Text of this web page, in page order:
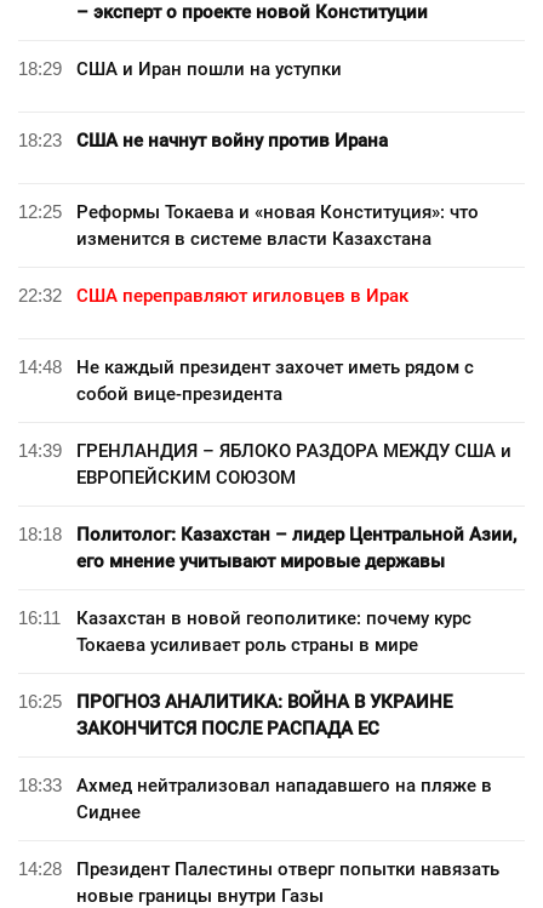
– эксперт о проекте новой Конституции
18:29 США и Иран пошли на уступки
18:23 США не начнут войну против Ирана
12:25
Реформы Токаева и «новая Конституция»: что
изменится в системе власти Казахстана
22:32 США переправляют игиловцев в Ирак
14:48
Не каждый президент захочет иметь рядом с
собой вице-президента
14:39
ГРЕНЛАНДИЯ – ЯБЛОКО РАЗДОРА МЕЖДУ США и
ЕВРОПЕЙСКИМ СОЮЗОМ
18:18
Политолог: Казахстан – лидер Центральной Азии,
его мнение учитывают мировые державы
16:11
Казахстан в новой геополитике: почему курс
Токаева усиливает роль страны в мире
16:25
ПРОГНОЗ АНАЛИТИКА: ВОЙНА В УКРАИНЕ
ЗАКОНЧИТСЯ ПОСЛЕ РАСПАДА ЕС
18:33
Ахмед нейтрализовал нападавшего на пляже в
Сиднее
14:28
Президент Палестины отверг попытки навязать
новые границы внутри Газы